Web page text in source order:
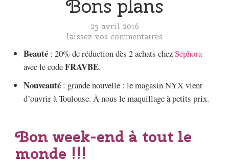
Bons plans
23 avril 2016
laissez vos commentaires
Beauté : 20% de réduction dès 2 achats chezSephora
avec le codeFRAVBE.
Nouveauté : grande nouvelle : le magasin NYX vient
d’ouvrir à Toulouse. À nous le maquillage à petits prix.
Bon week-end à tout le
monde !!!